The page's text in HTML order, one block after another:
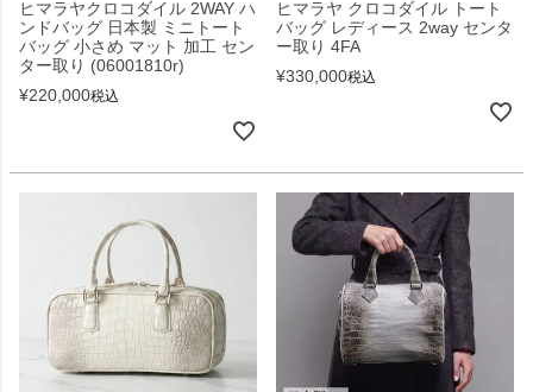
ヒマラヤクロコダイル 2WAY ハ
ンドバッグ 日本製 ミニトート
バッグ 小さめ マット 加工 セン
ター取り (06001810r)
¥220,000税込
ヒマラヤ クロコダイル トート
バッグ レディース 2way センタ
ー取り 4FA
¥330,000税込